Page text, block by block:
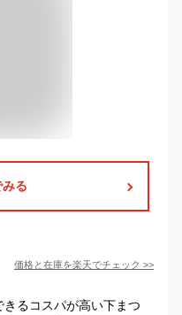
る
価格と在庫を楽天でチェック >>
きるコスパが高い下まつ